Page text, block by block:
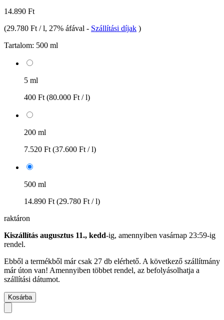
14.890 Ft
(29.780 Ft / l, 27% áfával - Szállítási díjak )
Tartalom: 500 ml
5 ml
400 Ft (80.000 Ft / l)
200 ml
7.520 Ft (37.600 Ft / l)
500 ml
14.890 Ft (29.780 Ft / l)
raktáron
Kiszállítás augusztus 11., kedd-ig, amennyiben vasárnap 23:59-ig
rendel.
Ebből a termékből már csak 27 db elérhető. A következő szállítmány
már úton van! Amennyiben többet rendel, az befolyásolhatja a
szállítási dátumot.
Kosárba